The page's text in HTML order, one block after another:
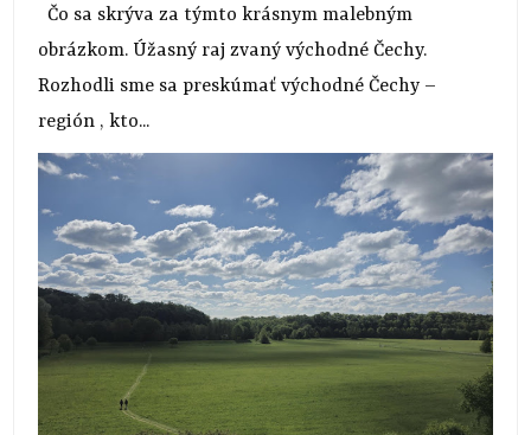
Čo sa skrýva za týmto krásnym malebným
obrázkom. Úžasný raj zvaný východné Čechy.
Rozhodli sme sa preskúmať východné Čechy –
región , kto...